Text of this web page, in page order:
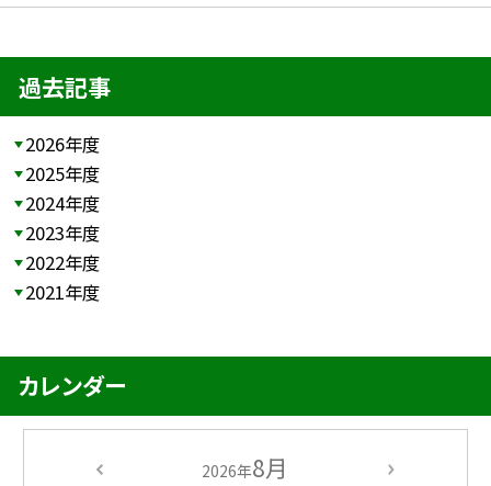
過去記事
2026年度
2025年度
2024年度
2023年度
2022年度
2021年度
カレンダー
2026年8月